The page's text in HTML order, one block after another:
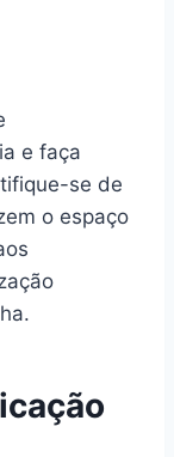
e faça
se de
o espaço